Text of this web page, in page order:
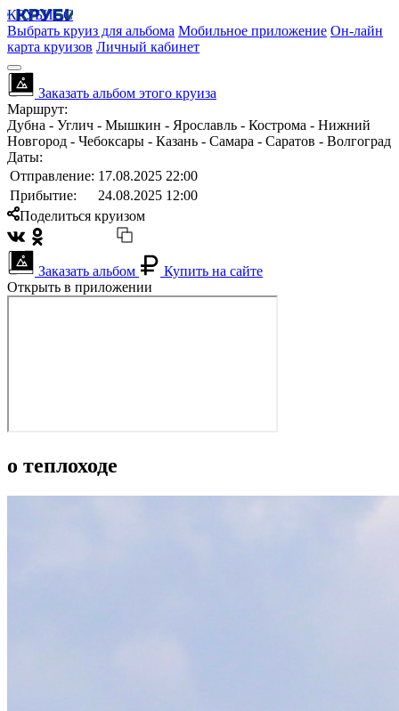
КРУБИСС
Выбрать круиз для альбома Мобильное приложение Он-лайн
карта круизов Личный кабинет
Заказать альбом этого круиза
Маршрут:
Дубна - Углич - Мышкин - Ярославль - Кострома - Нижний
Новгород - Чебоксары - Казань - Самара - Саратов - Волгоград
Даты:
Отправление: 17.08.2025 22:00
Прибытие:
24.08.2025 12:00
Поделиться круизом
Заказать альбом
Купить на сайте
Открыть в приложении
о теплоходе